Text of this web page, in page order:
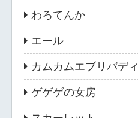
わろてんか
エール
カムカムエブリバディ
ゲゲゲの女房